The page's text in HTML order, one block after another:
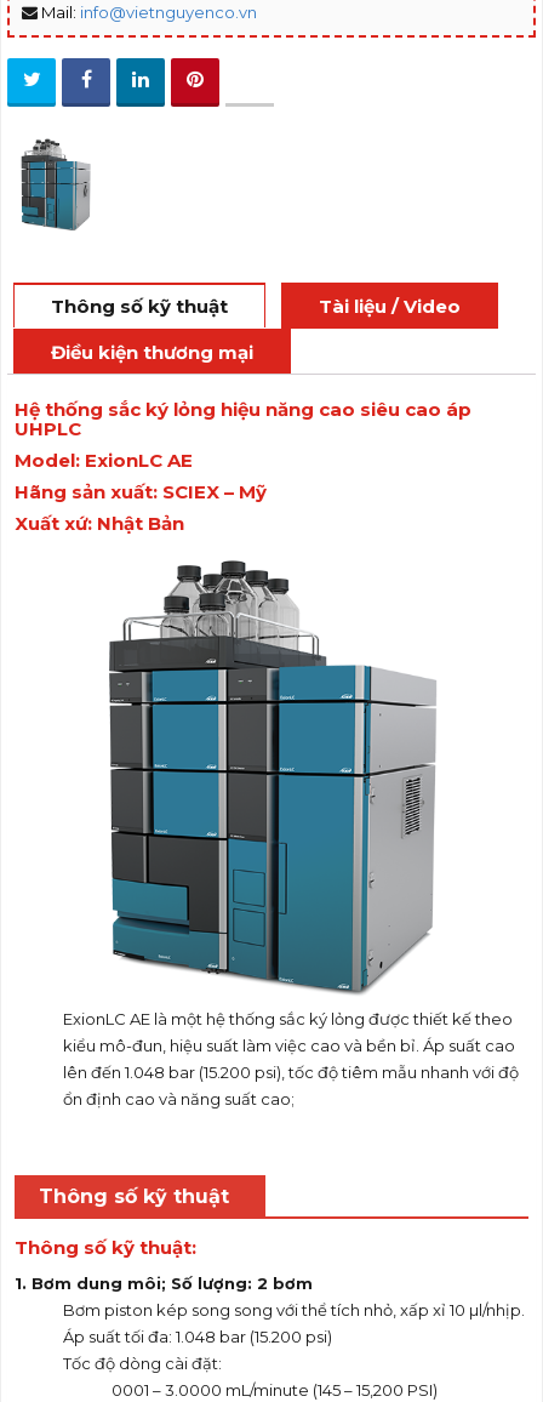
Mail: info@vietnguyenco.vn
Thông số kỹ thuật
Tài liệu / Video
Điều kiện thương mại
Hệ thống sắc ký lỏng hiệu năng cao siêu cao áp
UHPLC
Model: ExionLC AE
Hãng sản xuất: SCIEX – Mỹ
Xuất xứ: Nhật Bản
ExionLC AE là một hệ thống sắc ký lỏng được thiết kế theo
kiểu mô-đun, hiệu suất làm việc cao và bền bỉ. Áp suất cao
lên đến 1.048 bar (15.200 psi), tốc độ tiêm mẫu nhanh với độ
ổn định cao và năng suất cao;
Thông số kỹ thuật
Thông số kỹ thuật:
1. Bơm dung môi; Số lượng: 2 bơm
Bơm piston kép song song với thể tích nhỏ, xấp xỉ 10 µl/nhịp.
Áp suất tối đa: 1.048 bar (15.200 psi)
Tốc độ dòng cài đặt:
0001 – 3.0000 mL/minute (145 – 15,200 PSI)